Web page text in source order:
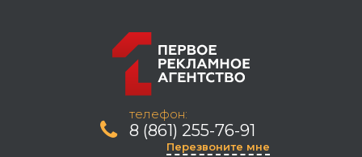
телефон:
8 (861) 255-76-91
Перезвоните мне